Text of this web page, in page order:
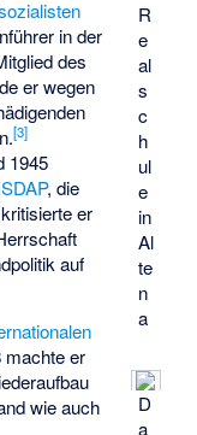
R
e
al
s
c
h
ul
e
in
Al
te
n
a
D
a
in der
des
er wegen
[3]
1945
, die
er
auf
machte er
wie auch